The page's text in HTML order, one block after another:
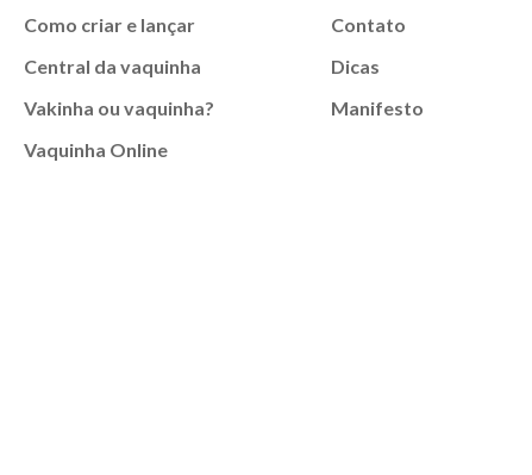
Como criar e lançar
Central da vaquinha
Vakinha ou vaquinha?
Vaquinha Online
Contato
Dicas
Manifesto